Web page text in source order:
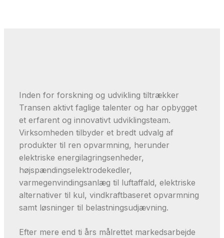
Inden for forskning og udvikling tiltrækker
Transen aktivt faglige talenter og har opbygget
et erfarent og innovativt udviklingsteam.
Virksomheden tilbyder et bredt udvalg af
produkter til ren opvarmning, herunder
elektriske energilagringsenheder,
højspændingselektrodekedler,
varmegenvindingsanlæg til luftaffald, elektriske
alternativer til kul, vindkraftbaseret opvarmning
samt løsninger til belastningsudjævning.
Efter mere end ti års målrettet markedsarbejde